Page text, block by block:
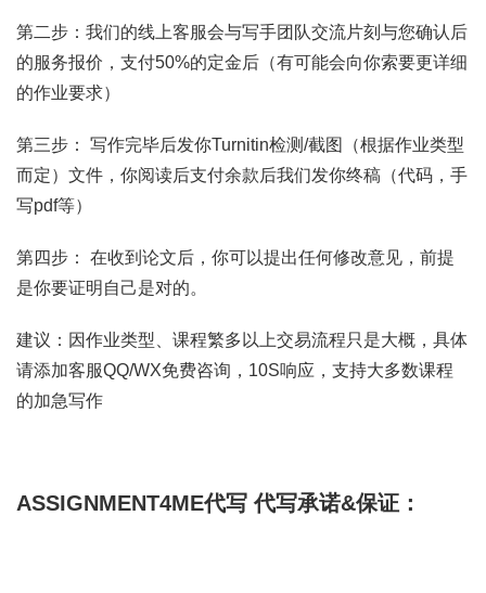
第二步：我们的线上客服会与写手团队交流片刻与您确认后
的服务报价，支付50%的定金后（有可能会向你索要更详细
的作业要求）
第三步： 写作完毕后发你Turnitin检测/截图（根据作业类型
而定）文件，你阅读后支付余款后我们发你终稿（代码，手
写pdf等）
第四步： 在收到论文后，你可以提出任何修改意见，前提
是你要证明自己是对的。
建议：因作业类型、课程繁多以上交易流程只是大概，具体
请添加客服QQ/WX免费咨询，10S响应，支持大多数课程
的加急写作
ASSIGNMENT4ME代写代写承诺&保证：